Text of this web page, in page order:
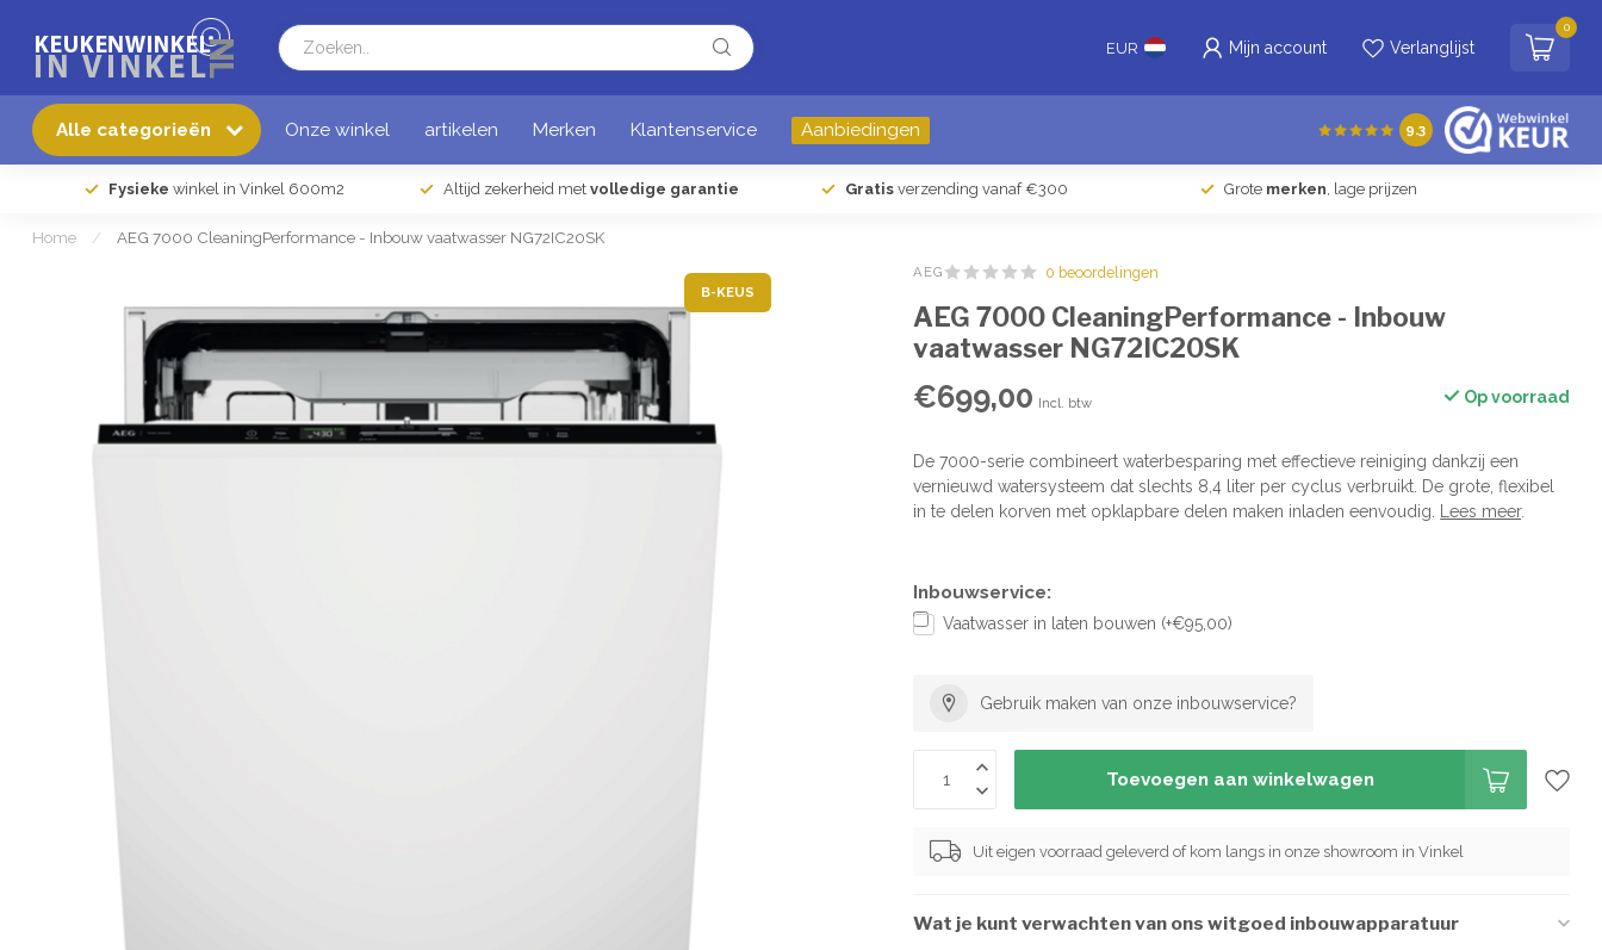
EUR Mijn account Verlanglijst
0
Alle categorieën Onze winkel artikelen Merken Klantenservice Aanbiedingen 9.3
Fysieke winkel in Vinkel 600m2 Altijd zekerheid met volledige garantie Gratisverzending vanaf €300 Grote merken, lage prijzen
Home / AEG 7000 CleaningPerformance - Inbouw vaatwasser NG72IC20SK
B-KEUS
AEG 0 beoordelingen
AEG 7000 CleaningPerformance - Inbouw
vaatwasser NG72IC20SK
€699,00 Incl. btw Op voorraad
De 7000-serie combineert waterbesparing met effectieve reiniging dankzij een
vernieuwd watersysteem dat slechts 8,4 liter per cyclus verbruikt. De grote, flexibel
in te delen korven met opklapbare delen maken inladen eenvoudig.
Lees meer.
Inbouwservice:
Vaatwasser in laten bouwen (+€95,00)
Gebruik maken van onze inbouwservice?
Toevoegen aan winkelwagen
Uit eigen voorraad geleverd of kom langs in onze showroom in Vinkel
Wat je kunt verwachten van ons witgoed inbouwapparatuur